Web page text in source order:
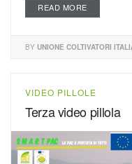
READ MORE
BY UNIONE COLTIVATORI
VIDEO PILLOLE
Terza video pillola